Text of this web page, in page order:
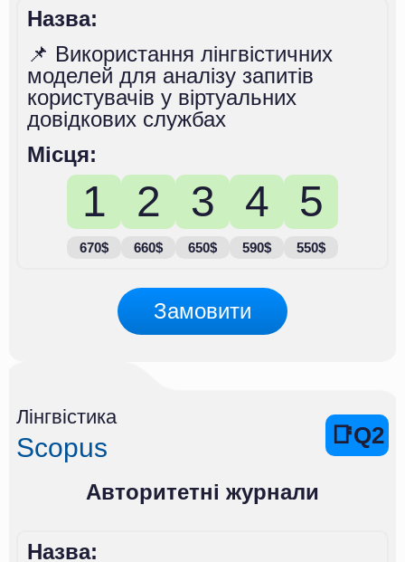
Назва:
📌 Використання лінгвістичних
моделей для аналізу запитів
користувачів у віртуальних
довідкових службах
Місця:
1
670$
2
660$
3
650$
4
590$
5
550$
Замовити
Лінгвістика
Scopus
Авторитетні журнали
📑Q2
Назва: